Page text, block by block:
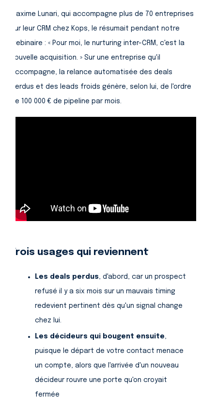
Maxime Lunari, qui accompagne plus de 70 entreprises
sur leur CRM chez Kops, le résumait pendant notre
webinaire : « Pour moi, le nurturing inter-CRM, c'est la
nouvelle acquisition. » Sur une entreprise qu'il
accompagne, la relance automatisée des deals
perdus et des leads froids génère, selon lui, de l'ordre
de 100 000 € de pipeline par mois.
Trois usages qui reviennent
Les deals perdus, d'abord, car un prospect
refusé il y a six mois sur un mauvais timing
redevient pertinent dès qu'un signal change
chez lui.
Les décideurs qui bougent ensuite,
puisque le départ de votre contact menace
un compte, alors que l'arrivée d'un nouveau
décideur rouvre une porte qu'on croyait
fermée